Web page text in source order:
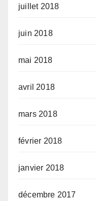
juillet 2018
juin 2018
mai 2018
avril 2018
mars 2018
février 2018
janvier 2018
décembre 2017